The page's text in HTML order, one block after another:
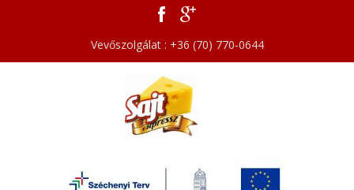
Vevőszolgálat : +36 (70) 770-0644